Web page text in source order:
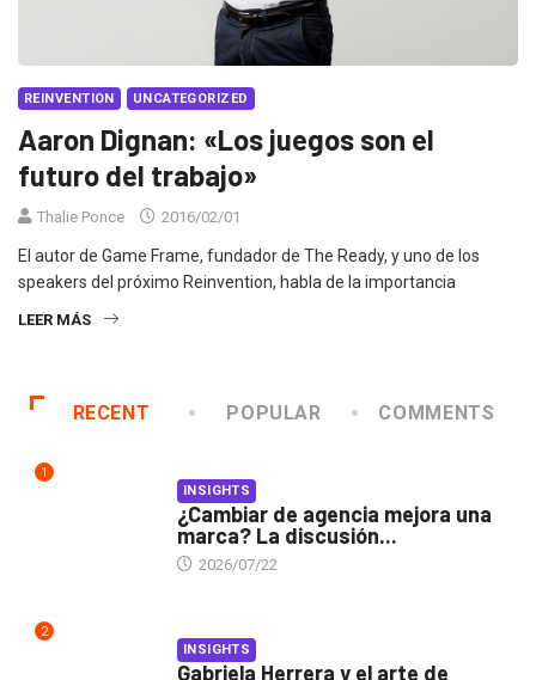
REINVENTION UNCATEGORIZED
Aaron Dignan: «Los juegos son el
futuro del trabajo»
Thalie Ponce 2016/02/01
El autor de Game Frame, fundador de The Ready, y uno de los
speakers del próximo Reinvention, habla de la importancia
LEER MÁS
RECENT POPULAR COMMENTS
1
INSIGHTS
¿Cambiar de agencia mejora una
marca? La discusión...
2026/07/22
2
INSIGHTS
Gabriela Herrera y el arte de